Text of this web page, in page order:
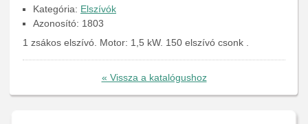
Kategória: Elszívók
Azonosító: 1803
1 zsákos elszívó. Motor: 1,5 kW. 150 elszívó csonk .
« Vissza a katalógushoz